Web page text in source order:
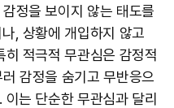
정을 보이지 않는 태도를
, 상황에 개입하지 않고
적극적 무관심은 감정적
감정을 숨기고 무반응으
는 단순한 무관심과 달리